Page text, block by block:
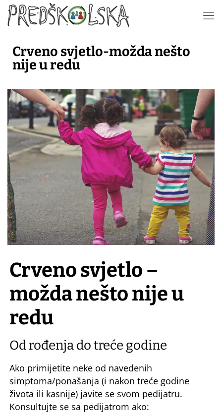
Crveno svjetlo-možda nešto
nije u redu
Crveno svjetlo –
možda nešto nije u
redu
Od rođenja do treće godine
Ako primijetite neke od navedenih
simptoma/ponašanja (i nakon treće godine
života ili kasnije) javite se svom pedijatru.
Konsultujte se sa pedijatrom ako: